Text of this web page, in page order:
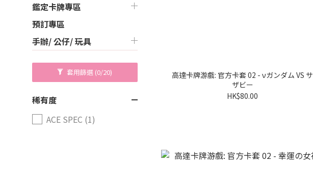
鑑定卡牌專區
預訂專區
手辦/ 公仔/ 玩具
套用篩選 (0/20)
稀有度
ACE SPEC (1)
高達卡牌游戲: 官方卡套 02 - νガンダム VS サ
ザビー
HK$80.00